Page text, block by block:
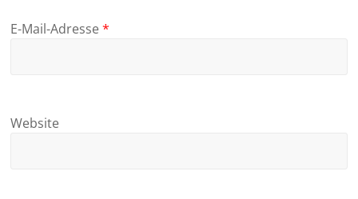
E-Mail-Adresse*
Website